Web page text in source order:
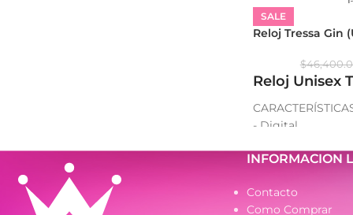
SALE
Reloj Tressa Gin
$
Reloj Unisex
- Digital
- Resistencia al
- Calendario:
- Alarma y señal
INFORMACION
Contacto
Como Comprar